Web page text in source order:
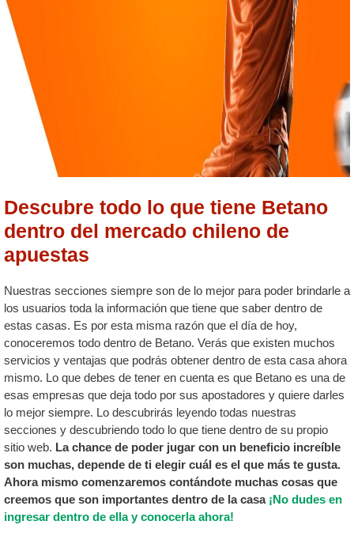
Descubre todo lo que tiene Betano
dentro del mercado chileno de
apuestas
Nuestras secciones siempre son de lo mejor para poder brindarle a
los usuarios toda la información que tiene que saber dentro de
estas casas. Es por esta misma razón que el día de hoy,
conoceremos todo dentro de Betano. Verás que existen muchos
servicios y ventajas que podrás obtener dentro de esta casa ahora
mismo. Lo que debes de tener en cuenta es que Betano es una de
esas empresas que deja todo por sus apostadores y quiere darles
lo mejor siempre. Lo descubrirás leyendo todas nuestras
secciones y descubriendo todo lo que tiene dentro de su propio
sitio web. La chance de poder jugar con un beneficio increíble
son muchas, depende de ti elegir cuál es el que más te gusta.
Ahora mismo comenzaremos contándote muchas cosas que
creemos que son importantes dentro de la casa ¡No dudes en
ingresar dentro de ella y conocerla ahora!